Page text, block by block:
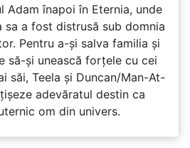
Adam înapoi în Eternia, unde
sa a fost distrusă sub domnia
Pentru a-și salva familia și
să-și unească forțele cu cei
săi, Teela și Duncan/Man-At-
adevăratul destin ca
om din univers.